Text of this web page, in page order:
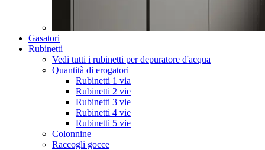
Gasatori
Rubinetti
Vedi tutti i rubinetti per depuratore d'acqua
Quantità di erogatori
Rubinetti 1 via
Rubinetti 2 vie
Rubinetti 3 vie
Rubinetti 4 vie
Rubinetti 5 vie
Colonnine
Raccogli gocce